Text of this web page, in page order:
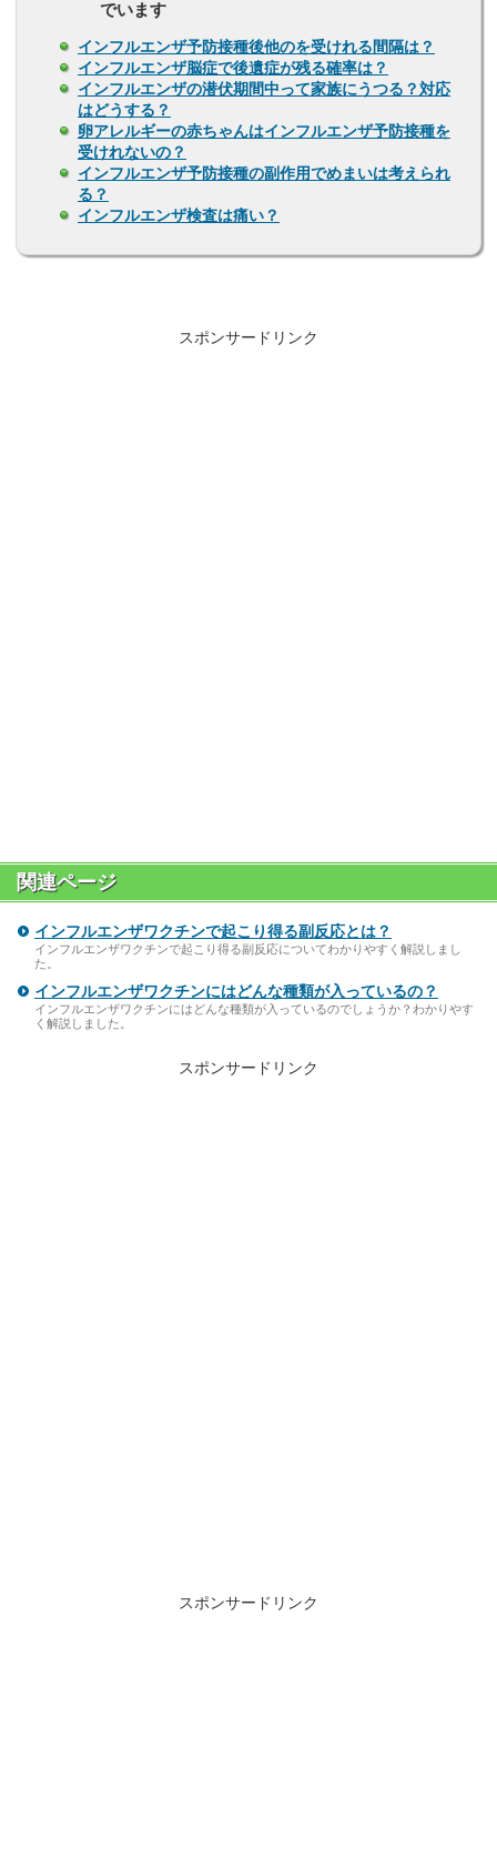
でいます
インフルエンザ予防接種後他のを受けれる間隔は？
インフルエンザ脳症で後遺症が残る確率は？
インフルエンザの潜伏期間中って家族にうつる？対応
はどうする？
卵アレルギーの赤ちゃんはインフルエンザ予防接種を
受けれないの？
インフルエンザ予防接種の副作用でめまいは考えられ
る？
インフルエンザ検査は痛い？
スポンサードリンク
関連ページ
インフルエンザワクチンで起こり得る副反応とは？
インフルエンザワクチンで起こり得る副反応についてわかりやすく解説しまし
た。
インフルエンザワクチンにはどんな種類が入っているの？
インフルエンザワクチンにはどんな種類が入っているのでしょうか？わかりやす
く解説しました。
スポンサードリンク
スポンサードリンク